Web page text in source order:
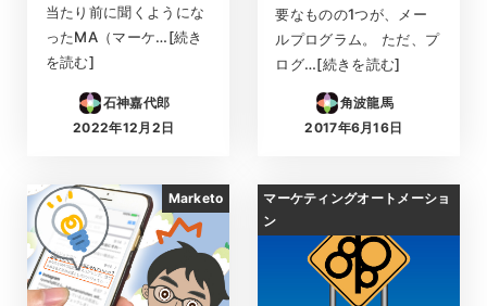
当たり前に聞くようにな
ったMA（マーケ…[続き
を読む]
石神嘉代郎
投稿日
2022年12月2日
要なものの1つが、メー
ルプログラム。 ただ、プ
ログ…[続きを読む]
角波龍馬
投稿日
2017年6月16日
Marketo
マーケティングオートメーショ
ン